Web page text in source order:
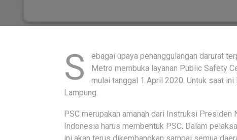
S
ebagai upaya penanggulangan darurat
Metro membuka layanan Public Safety
mulai tanggal 1 April 2020. Untuk saat
Lampung.
PSC merupakan amanah dari Instruksi Presiden
Indonesia harus membentuk PSC. Dalam